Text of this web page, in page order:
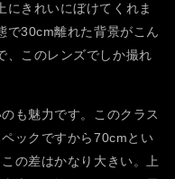
にきれいにぼけてくれま
で30cm離れた背景がこん
、このレンズでしか撮れ
も魅力です。このクラス
ックですから70cmとい
の差はかなり大きい。上